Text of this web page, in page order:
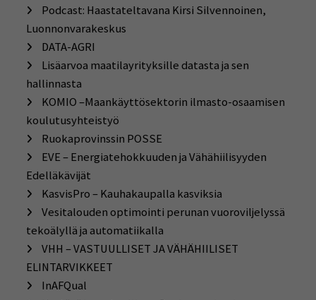
Podcast: Haastateltavana Kirsi Silvennoinen,
Luonnonvarakeskus
DATA-AGRI
Lisäarvoa maatilayrityksille datasta ja sen
hallinnasta
KOMIO –Maankäyttösektorin ilmasto-osaamisen
koulutusyhteistyö
Ruokaprovinssin POSSE
EVE – Energiatehokkuuden ja Vähähiilisyyden
Edelläkävijät
KasvisPro – Kauhakaupalla kasviksia
Vesitalouden optimointi perunan vuoroviljelyssä
tekoälyllä ja automatiikalla
VHH – VASTUULLISET JA VÄHÄHIILISET
ELINTARVIKKEET
InAFQual